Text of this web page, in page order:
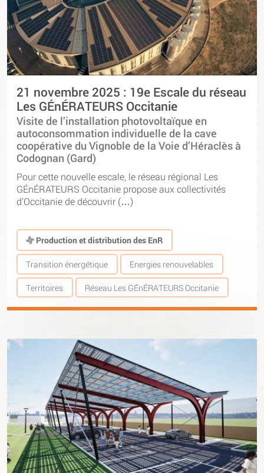
21 novembre 2025 : 19e Escale du réseau
Les GÉnÉRATEURS Occitanie
Visite de l’installation photovoltaïque en
autoconsommation individuelle de la cave
coopérative du Vignoble de la Voie d’Héraclès à
Codognan (Gard)
Pour cette nouvelle escale, le réseau régional Les
GÉnÉRATEURS Occitanie propose aux collectivités
d’Occitanie de découvrir (…)
Production et distribution des EnR
Transition énergétique Energies renouvelables
Territoires Réseau Les GÉnÉRATEURS Occitanie